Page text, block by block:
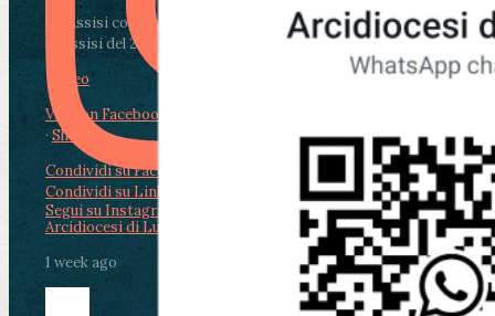
Da Assisi con i giovani per Celebrare il Perdono
di Assisi del 2 Ag...
Video
View on Facebook
· Share
Condividi su Facebook
Condividi su LinkedIn
Condividi via email
Arcidiocesi di Lucca
1 week ago
Segui su Instagram